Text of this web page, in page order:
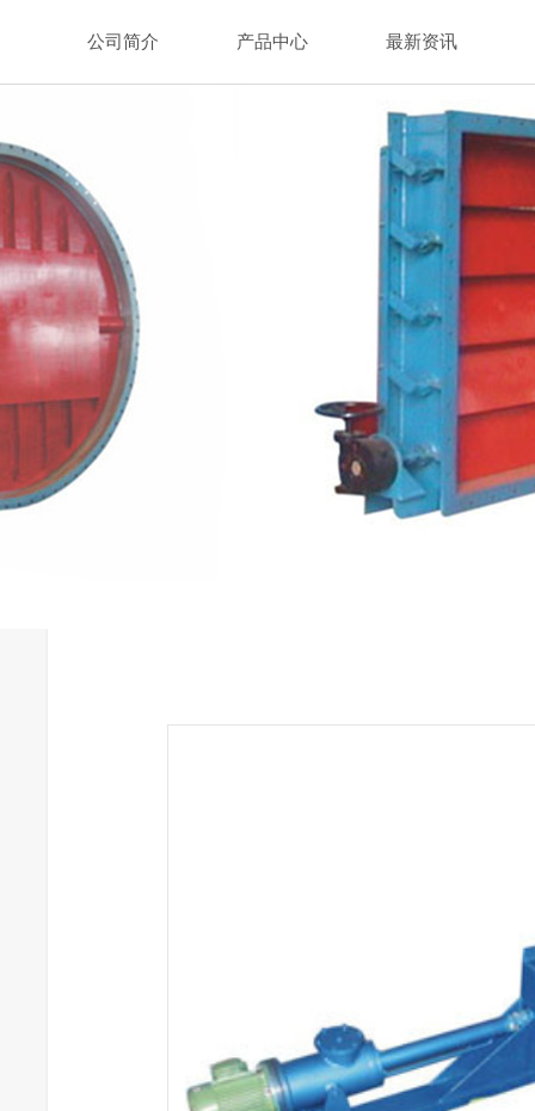
公司简介 产品中心 最新资讯